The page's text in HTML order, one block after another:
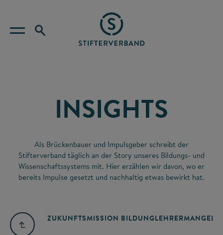
INSIGHTS
Als Brückenbauer und Impulsgeber schreibt der
Stifterverband täglich an der Story unseres Bildungs- und
Wissenschaftssystems mit. Hier erzählen wir davon, wo er
bereits Impulse gesetzt und nachhaltig etwas bewirkt hat.
ZUKUNFTSMISSION BILDUNGLEHRERMANGEL